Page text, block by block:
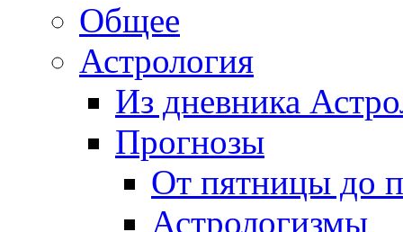
Общее
Астрология
Из дневника
Прогнозы
От пятницы до
Астрологизмы